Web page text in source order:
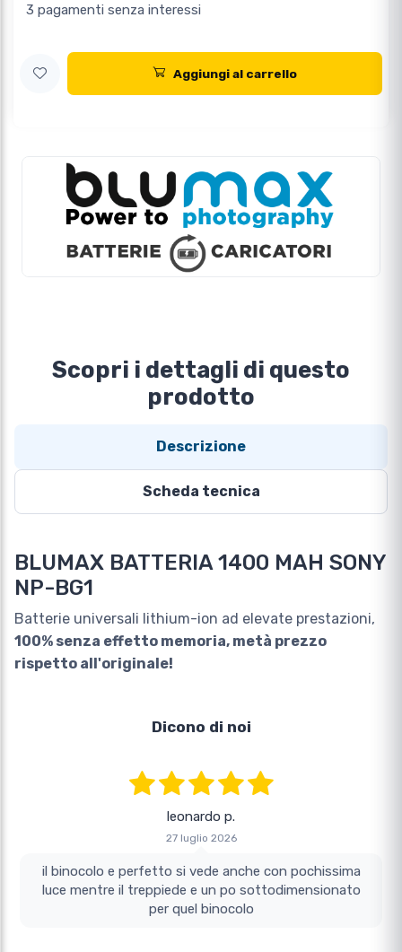
3 pagamenti senza interessi
Aggiungi al carrello
Scopri i dettagli di questo
prodotto
Descrizione
Scheda tecnica
BLUMAX BATTERIA 1400 MAH SONY
NP-BG1
Batterie universali lithium-ion ad elevate prestazioni,
100% senza effetto memoria, metà prezzo
rispetto all'originale!
Dicono di noi
leonardo p.
27 luglio 2026
il binocolo e perfetto si vede anche con pochissima
luce mentre il treppiede e un po sottodimensionato
per quel binocolo